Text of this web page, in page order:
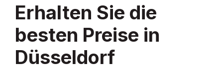
Erhalten Sie die
besten Preise in
Düsseldorf